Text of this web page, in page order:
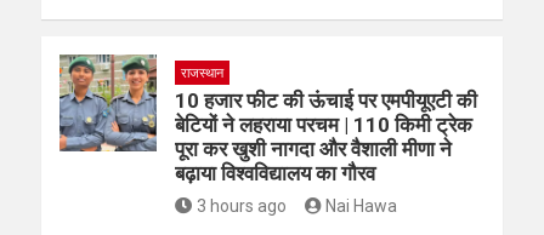
राजस्थान
10 हजार फीट की ऊंचाई पर एमपीयूएटी की
बेटियों ने लहराया परचम | 110 किमी ट्रेक
पूरा कर खुशी नागदा और वैशाली मीणा ने
बढ़ाया विश्वविद्यालय का गौरव
3 hours ago Nai Hawa